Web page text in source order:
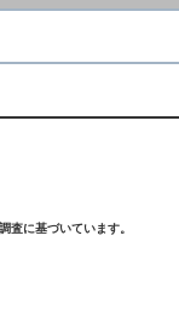
査に基づいています。